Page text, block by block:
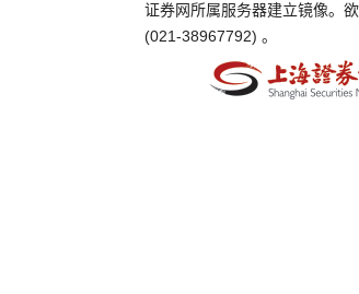
证券网所属服务器建立镜像。
(021-38967792) 。